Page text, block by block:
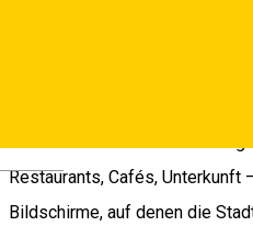
Restaurants, Cafés, Unterkunft
Bildschirme, auf denen die